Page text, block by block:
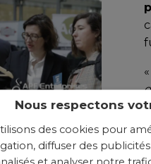
«
Nous respectons
des cookies pour
diffuser des